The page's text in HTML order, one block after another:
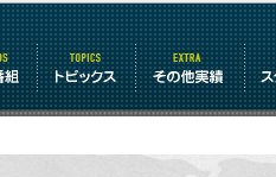
番組 トピックス その他情報